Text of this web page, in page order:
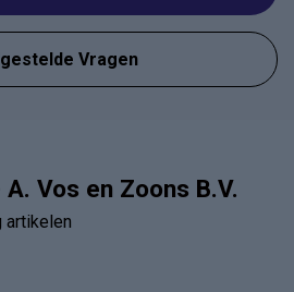
Vragen
Vos en Zoons B.V.
artikelen